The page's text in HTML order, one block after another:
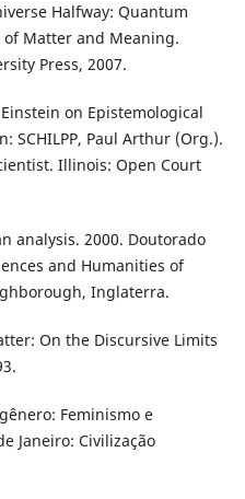
Halfway: Quantum
Matter and Meaning.
Press, 2007.
on Epistemological
SCHILPP, Paul Arthur (Org.).
Illinois: Open Court
analysis. 2000. Doutorado
and Humanities of
Inglaterra.
On the Discursive Limits
Feminismo e
Janeiro: Civilização